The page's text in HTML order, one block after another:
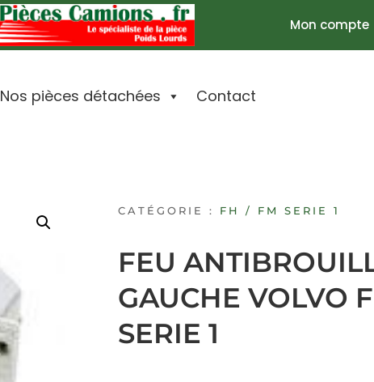
Mon compte
Nos pièces détachées Contact
CATÉGORIE : FH / FM SERIE 1
FEU
GAUCHE VOLVO
SERIE 1